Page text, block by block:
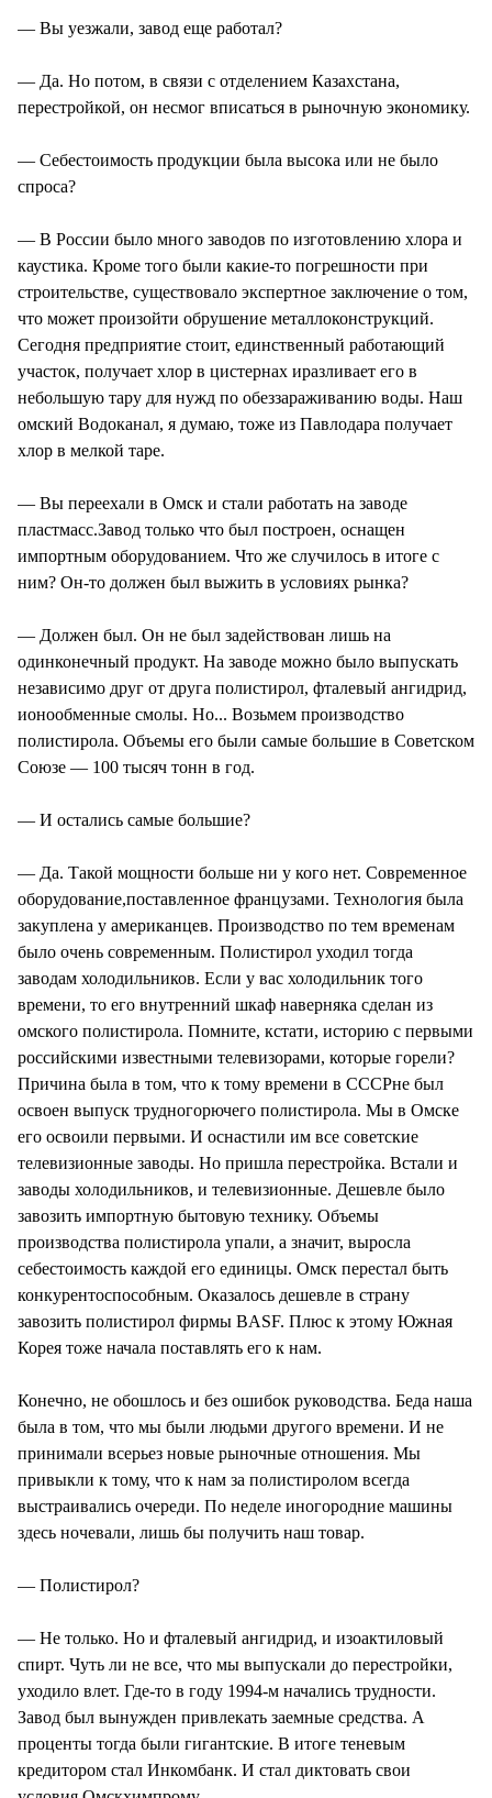
— Вы уезжали, завод еще работал?
— Да. Но потом, в связи с отделением Казахстана,
перестройкой, он несмог вписаться в рыночную экономику.
— Себестоимость продукции была высока или не было
спроса?
— В России было много заводов по изготовлению хлора и
каустика. Кроме того были какие-то погрешности при
строительстве, существовало экспертное заключение о том,
что может произойти обрушение металлоконструкций.
Сегодня предприятие стоит, единственный работающий
участок, получает хлор в цистернах иразливает его в
небольшую тару для нужд по обеззараживанию воды. Наш
омский Водоканал, я думаю, тоже из Павлодара получает
хлор в мелкой таре.
— Вы переехали в Омск и стали работать на заводе
пластмасс.Завод только что был построен, оснащен
импортным оборудованием. Что же случилось в итоге с
ним? Он-то должен был выжить в условиях рынка?
— Должен был. Он не был задействован лишь на
одинконечный продукт. На заводе можно было выпускать
независимо друг от друга полистирол, фталевый ангидрид,
ионообменные смолы. Но... Возьмем производство
полистирола. Объемы его были самые большие в Советском
Союзе — 100 тысяч тонн в год.
— И остались самые большие?
— Да. Такой мощности больше ни у кого нет. Современное
оборудование,поставленное французами. Технология была
закуплена у американцев. Производство по тем временам
было очень современным. Полистирол уходил тогда
заводам холодильников. Если у вас холодильник того
времени, то его внутренний шкаф наверняка сделан из
омского полистирола. Помните, кстати, историю с первыми
российскими известными телевизорами, которые горели?
Причина была в том, что к тому времени в СССРне был
освоен выпуск трудногорючего полистирола. Мы в Омске
его освоили первыми. И оснастили им все советские
телевизионные заводы. Но пришла перестройка. Встали и
заводы холодильников, и телевизионные. Дешевле было
завозить импортную бытовую технику. Объемы
производства полистирола упали, а значит, выросла
себестоимость каждой его единицы. Омск перестал быть
конкурентоспособным. Оказалось дешевле в страну
завозить полистирол фирмы BASF. Плюс к этому Южная
Корея тоже начала поставлять его к нам.
Конечно, не обошлось и без ошибок руководства. Беда наша
была в том, что мы были людьми другого времени. И не
принимали всерьез новые рыночные отношения. Мы
привыкли к тому, что к нам за полистиролом всегда
выстраивались очереди. По неделе иногородние машины
здесь ночевали, лишь бы получить наш товар.
— Полистирол?
— Не только. Но и фталевый ангидрид, и изоактиловый
спирт. Чуть ли не все, что мы выпускали до перестройки,
уходило влет. Где-то в году 1994-м начались трудности.
Завод был вынужден привлекать заемные средства. А
проценты тогда были гигантские. В итоге теневым
кредитором стал Инкомбанк. И стал диктовать свои